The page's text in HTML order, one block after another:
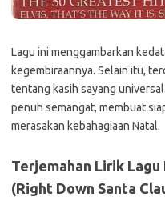
Lagu ini menggambarkan
kegembiraannya. Selain itu,
tentang kasih sayang
penuh semangat, membuat
merasakan kebahagiaan Natal.
Terjemahan Lirik Lagu
(Right Down Santa